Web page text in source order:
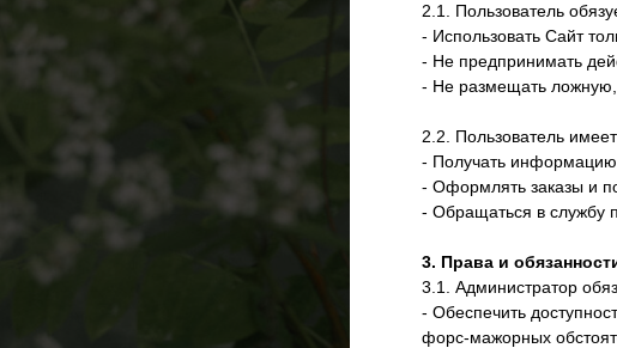
2.1. Пользователь
- Использовать Сайт
- Не предпринимать
- Не размещать
2.2. Пользователь
- Получать информацию
- Оформлять заказы и
- Обращаться в службу
3. Права и
3.1. Администратор
- Обеспечить
форс-мажорных